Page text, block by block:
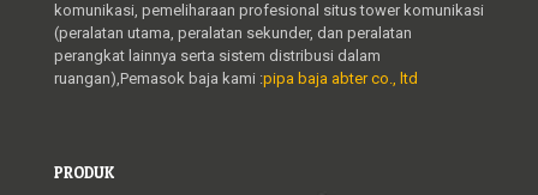
komunikasi, pemeliharaan profesional situs tower komunikasi
(peralatan utama, peralatan sekunder, dan peralatan
perangkat lainnya serta sistem distribusi dalam
ruangan),Pemasok baja kami :pipa baja abter co., ltd
PRODUK